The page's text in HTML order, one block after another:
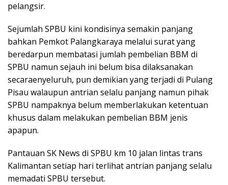
pelangsir.
Sejumlah SPBU kini kondisinya semakin panjang
bahkan Pemkot Palangkaraya melalui surat yang
beredarpun membatasi jumlah pembelian BBM di
SPBU namun sejauh ini belum bisa dilaksanakan
secaraenyeluruh, pun demikian yang terjadi di Pulang
Pisau walaupun antrian selalu panjang namun pihak
SPBU nampaknya belum memberlakukan ketentuan
khusus dalam melakukan pembelian BBM jenis
apapun.
Pantauan SK News di SPBU km 10 jalan lintas trans
Kalimantan setiap hari terlihat antrian panjang selalu
memadati SPBU tersebut.